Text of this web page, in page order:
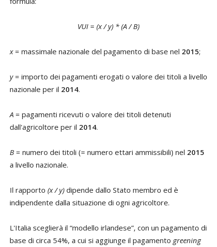
VUI = (x / y) * (A / B)
x= massimale nazionale del pagamento di base nel 2015;
y= importo dei pagamenti erogati o valore dei titoli a livello
nazionale per il 2014.
A = pagamenti ricevuti o valore dei titoli detenuti
dall'agricoltore per il 2014.
B = numero dei titoli (= numero ettari ammissibili) nel 2015
a livello nazionale.
Il rapporto (x / y) dipende dallo Stato membro ed è
indipendente dalla situazione di ogni agricoltore.
L'Italia sceglierà il “modello irlandese”, con un pagamento di
base di circa 54%, a cui si aggiunge il pagamento greening